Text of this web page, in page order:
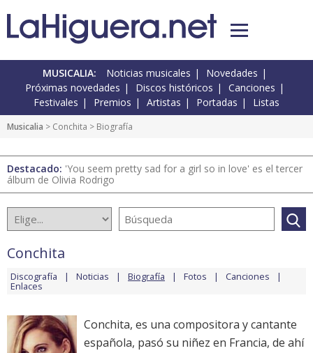
MUSICALIA: Noticias musicales
Novedades
Próximas novedades
Discos históricos
Canciones
Festivales
Premios Artistas Portadas Listas
Musicalia > Conchita > Biografía
Destacado: 'You seem pretty sad for a girl so in love' es el tercer
álbum de Olivia Rodrigo
Conchita
Discografía Noticias Biografía Fotos Canciones
Enlaces
Conchita, es una compositora y cantante
española, pasó su niñez en Francia, de ahí